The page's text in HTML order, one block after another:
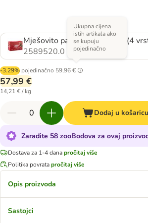
Mješovito pakiranje u umaku (4
2589520.0
-3.29% pojedinačno 59,96 €
Ukupna cijena
istih artikala ako
se kupuju
pojedinačno
57,99 €
14,21 € / kg
Dodaj u košaricu
Zaradite 58 zooBodova za ovaj
Dostava za 1-4 danapročitaj više
Politika povratapročitaj više
Opis proizvoda
Sastojci